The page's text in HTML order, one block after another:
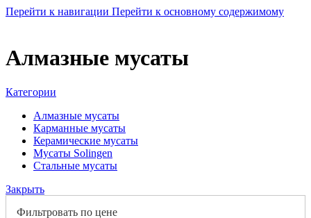
Перейти к навигации Перейти к основному содержимому
Алмазные мусаты
Категории
Алмазные мусаты
Карманные мусаты
Керамические мусаты
Мусаты Solingen
Стальные мусаты
Закрыть
Фильтровать по цене